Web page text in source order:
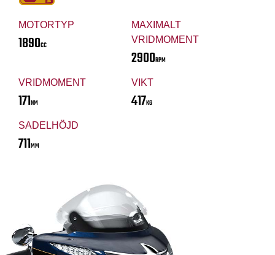
MOTORTYP
1890CC
MAXIMALT
VRIDMOMENT
2900RPM
VRIDMOMENT
171NM
VIKT
417KG
SADELHÖJD
711MM